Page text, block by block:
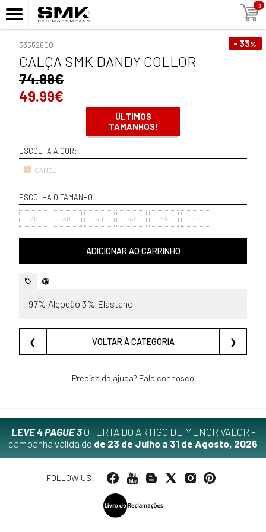
0
- 33%
33552600
CALÇA SMK DANDY COLLOR
74.99€
49.99€
ÚLTIMOS
TAMANHOS!
ESCOLHA A COR:
CAMEL
ESCOLHA O TAMANHO:
36 38 40 42 44 46
ADICIONAR AO CARRINHO
97% Algodão 3% Elastano
❮ VOLTAR À CATEGORIA ❯
Precisa de ajuda? Fale connosco
LEVE 4 PAGUE 3OFERTA DO ARTIGO DE MENOR VALOR -
campanha válida de de 23 de Julho a 31 de Agosto, 2026
FOLLOW US: